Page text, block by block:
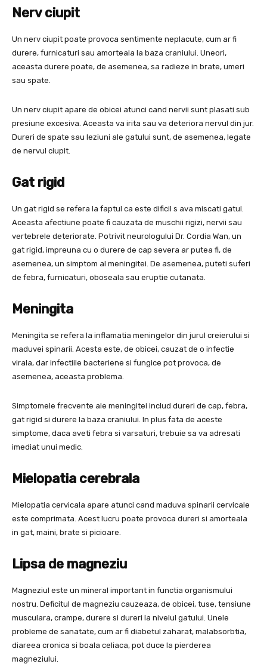
Nerv ciupit
Un nerv ciupit poate provoca sentimente neplacute, cum ar fi
durere, furnicaturi sau amorteala la baza craniului. Uneori,
aceasta durere poate, de asemenea, sa radieze in brate, umeri
sau spate.
Un nerv ciupit apare de obicei atunci cand nervii sunt plasati sub
presiune excesiva. Aceasta va irita sau va deteriora nervul din jur.
Dureri de spate sau leziuni ale gatului sunt, de asemenea, legate
de nervul ciupit.
Gat rigid
Un gat rigid se refera la faptul ca este dificil s ava miscati gatul.
Aceasta afectiune poate fi cauzata de muschii rigizi, nervii sau
vertebrele deteriorate. Potrivit neurologului Dr. Cordia Wan, un
gat rigid, impreuna cu o durere de cap severa ar putea fi, de
asemenea, un simptom al meningitei. De asemenea, puteti suferi
de febra, furnicaturi, oboseala sau eruptie cutanata.
Meningita
Meningita se refera la inflamatia meningelor din jurul creierului si
maduvei spinarii. Acesta este, de obicei, cauzat de o infectie
virala, dar infectiile bacteriene si fungice pot provoca, de
asemenea, aceasta problema.
Simptomele frecvente ale meningitei includ dureri de cap, febra,
gat rigid si durere la baza craniului. In plus fata de aceste
simptome, daca aveti febra si varsaturi, trebuie sa va adresati
imediat unui medic.
Mielopatia cerebrala
Mielopatia cervicala apare atunci cand maduva spinarii cervicale
este comprimata. Acest lucru poate provoca dureri si amorteala
in gat, maini, brate si picioare.
Lipsa de magneziu
Magneziul este un mineral important in functia organismului
nostru. Deficitul de magneziu cauzeaza, de obicei, tuse, tensiune
musculara, crampe, durere si dureri la nivelul gatului. Unele
probleme de sanatate, cum ar fi diabetul zaharat, malabsorbtia,
diareea cronica si boala celiaca, pot duce la pierderea
magneziului.